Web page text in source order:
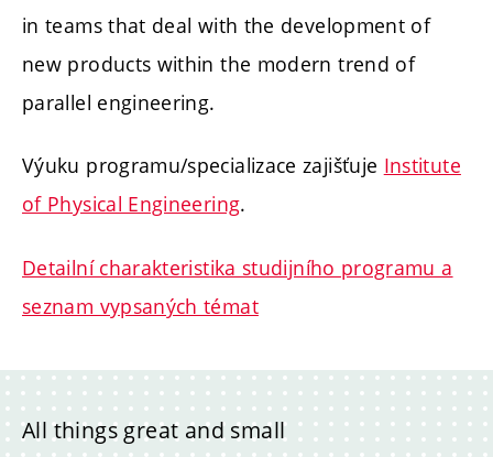
in teams that deal with the development of
new products within the modern trend of
parallel engineering.
Výuku programu/specializace zajišťuje Institute
of Physical Engineering.
Detailní charakteristika studijního programu a
seznam vypsaných témat
All things great and small